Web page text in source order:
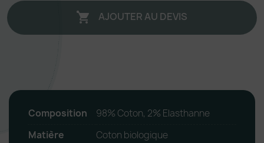
 AJOUTER AU DEVIS
Composition
98% Coton, 2% Elasthanne
Matière
Coton biologique